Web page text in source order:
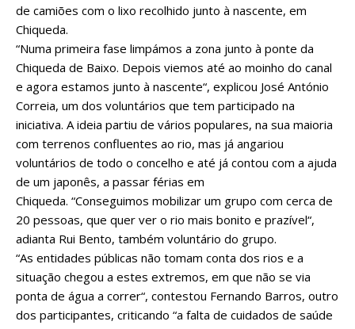
de camiões com o lixo recolhido junto à nascente, em
Chiqueda.
“Numa primeira fase limpámos a zona junto à ponte da
Chiqueda de Baixo. Depois viemos até ao moinho do canal
e agora estamos junto à nascente“, explicou José António
Correia, um dos voluntários que tem participado na
iniciativa. A ideia partiu de vários populares, na sua maioria
com terrenos confluentes ao rio, mas já angariou
voluntários de todo o concelho e até já contou com a ajuda
de um japonês, a passar férias em
Chiqueda. “Conseguimos mobilizar um grupo com cerca de
20 pessoas, que quer ver o rio mais bonito e prazível“,
adianta Rui Bento, também voluntário do grupo.
“As entidades públicas não tomam conta dos rios e a
situação chegou a estes extremos, em que não se via
ponta de água a correr“, contestou Fernando Barros, outro
dos participantes, criticando “a falta de cuidados de saúde